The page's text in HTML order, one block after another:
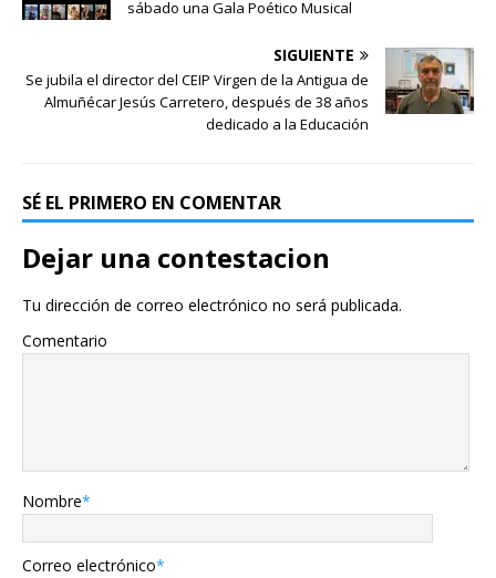
sábado una Gala Poético Musical
SIGUIENTE
Se jubila el director del CEIP Virgen de la Antigua de
Almuñécar Jesús Carretero, después de 38 años
dedicado a la Educación
SÉ EL PRIMERO EN COMENTAR
Dejar una contestacion
Tu dirección de correo electrónico no será publicada.
Comentario
Nombre*
Correo electrónico*